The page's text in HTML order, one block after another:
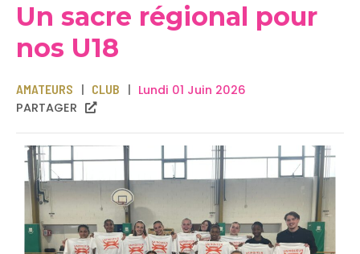
Un sacre régional pour
nos U18
AMATEURS CLUB
Lundi 01 Juin 2026
PARTAGER